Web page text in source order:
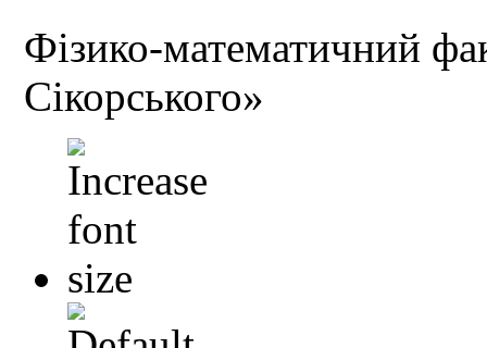
Фізико-математичний
Сікорського»